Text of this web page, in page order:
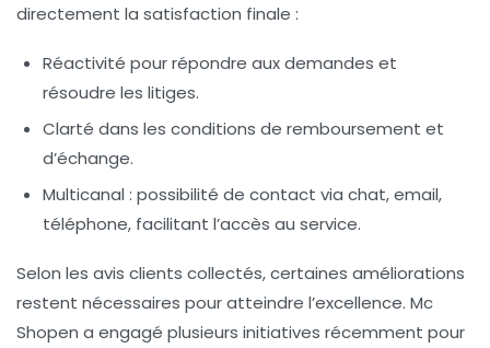
directement la satisfaction finale :
Réactivité pour répondre aux demandes et
résoudre les litiges.
Clarté dans les conditions de remboursement et
d’échange.
Multicanal : possibilité de contact via chat, email,
téléphone, facilitant l’accès au service.
Selon les avis clients collectés, certaines améliorations
restent nécessaires pour atteindre l’excellence. Mc
Shopen a engagé plusieurs initiatives récemment pour